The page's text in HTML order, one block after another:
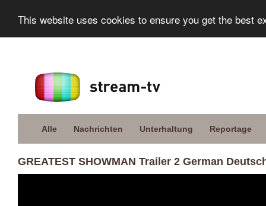
This website uses cookies to ensure you get the best
Alle Nachrichten Unterhaltung Reportage
GREATEST SHOWMAN Trailer 2 German